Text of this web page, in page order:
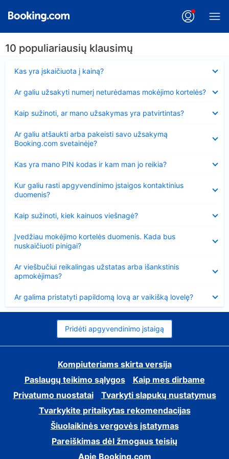
10 populiariausių klausimų
Kas yra įskaičiuota į kainą?
Ar galiu užsakyti numerį neturėdamas mokėjimo kortelės?
Kaip sužinoti, ar mano užsakymas yra patvirtintas?
Ar galiu atšaukti arba pakeisti savo užsakymą
Booking.com svetainėje?
Kas yra mano PIN kodas ir kam man jo reikia?
Kur galiu rasti apgyvendinimo įstaigos kontaktinius
duomenis?
Kaip sužinoti, kiek kainuos viešnagė?
Įvedžiau mokėjimo kortelės duomenis. Kada bus
nuskaičiuoti pinigai?
Ar viešbučiui reikalingas užstatas arba išankstinis
apmokėjimas?
Ar galima pristatyti papildomą lovą ar vaikišką lovelę?
Pridėti apgyvendinimo įstaigą
Kompiuteriams skirta versija
Paslaugų teikimo sąlygos
Kaip mes dirbame
Privatumo nuostatai
Tvarkyti slapukų nustatymus
Tvarkykite pritaikytas rekomendacijas
Šiuolaikinės vergovės įstatymas
Pareiškimas dėl žmogaus teisių
Apie Booking.com